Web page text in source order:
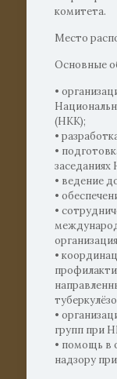
комитета.
Место
Основные
•
(НКК);
•
•
заседаниях
• ведение
•
•
•
•
групп при
• помощь в
надзору